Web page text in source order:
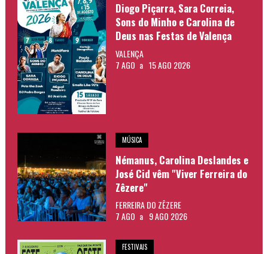
Diogo Piçarra, Sara Correia,
Sons do Minho e Carolina de
Deus nas Festas de Valença
VALENÇA
7 AGO a 15 AGO 2026
MÚSICA
Némanus, Carolina Deslandes e
José Cid vêm "Viver Ferreira do
Zêzere"
FERREIRA DO ZÊZERE
7 AGO a 9 AGO 2026
FESTIVAIS